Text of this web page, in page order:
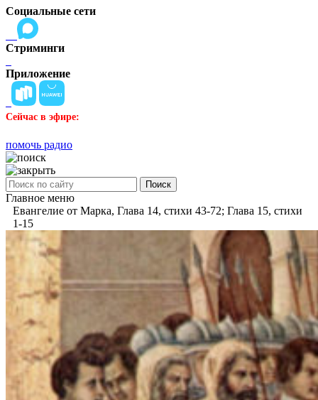
Социальные сети
Стриминги
Приложение
Сейчас в эфире:
помочь радио
Поиск
Главное меню
Евангелие от Марка, Глава 14, стихи 43-72; Глава 15, стихи
1-15